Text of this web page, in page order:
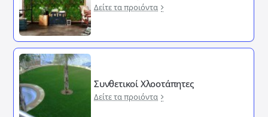
Δείτε τα προιόντα
Συνθετικοί Χλοοτάπητες
Δείτε τα προιόντα